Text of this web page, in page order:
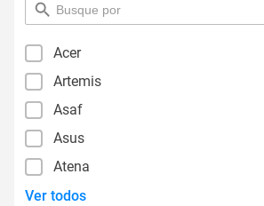
pesquisar
por
Acer
Artemis
Asaf
Asus
Atena
Ver todos